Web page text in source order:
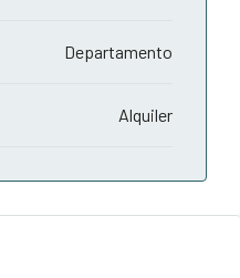
Departamento
Alquiler